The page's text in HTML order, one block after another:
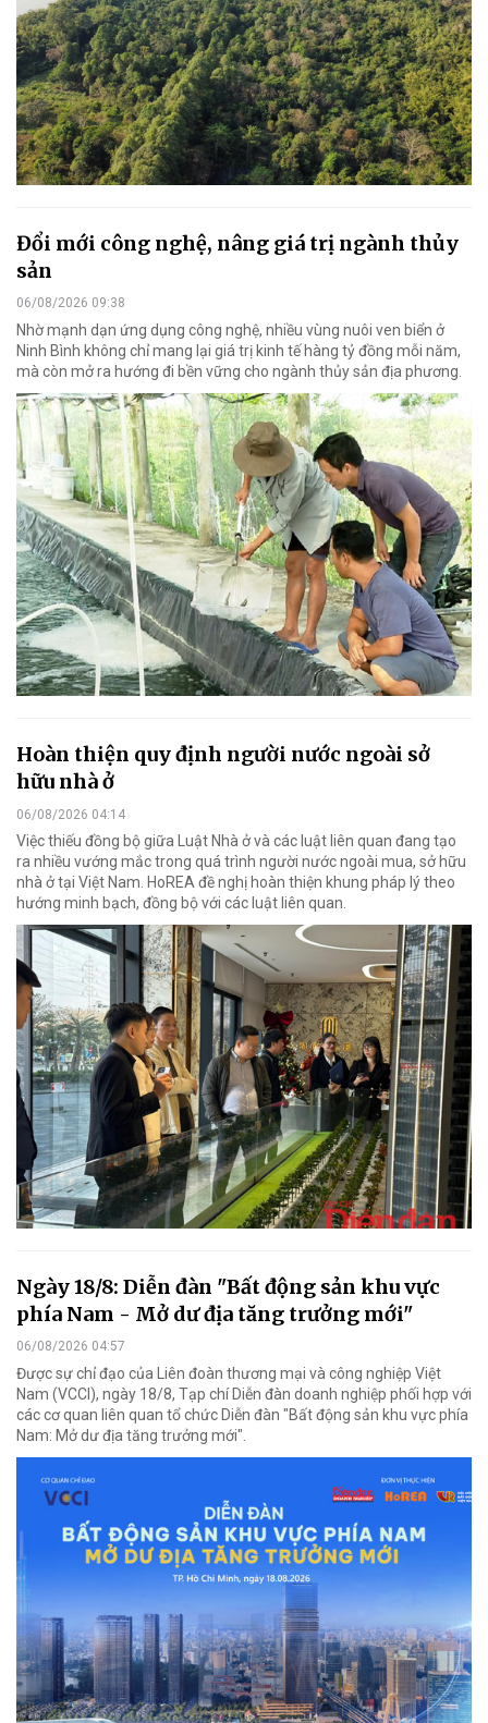
Đổi mới công nghệ, nâng giá trị ngành thủy
sản
06/08/2026 09:38
Nhờ mạnh dạn ứng dụng công nghệ, nhiều vùng nuôi ven biển ở
Ninh Bình không chỉ mang lại giá trị kinh tế hàng tỷ đồng mỗi năm,
mà còn mở ra hướng đi bền vững cho ngành thủy sản địa phương.
Hoàn thiện quy định người nước ngoài sở
hữu nhà ở
06/08/2026 04:14
Việc thiếu đồng bộ giữa Luật Nhà ở và các luật liên quan đang tạo
ra nhiều vướng mắc trong quá trình người nước ngoài mua, sở hữu
nhà ở tại Việt Nam. HoREA đề nghị hoàn thiện khung pháp lý theo
hướng minh bạch, đồng bộ với các luật liên quan.
Ngày 18/8: Diễn đàn "Bất động sản khu vực
phía Nam - Mở dư địa tăng trưởng mới"
06/08/2026 04:57
Được sự chỉ đạo của Liên đoàn thương mại và công nghiệp Việt
Nam (VCCI), ngày 18/8, Tạp chí Diễn đàn doanh nghiệp phối hợp với
các cơ quan liên quan tổ chức Diễn đàn "Bất động sản khu vực phía
Nam: Mở dư địa tăng trưởng mới".